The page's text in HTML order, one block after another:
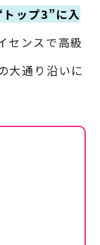
トップ3”に入
センスで高級
大通り沿いに